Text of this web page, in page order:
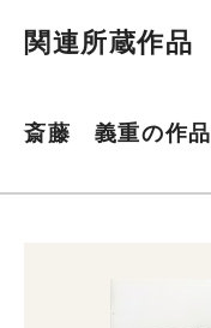
関連所蔵作品
斎藤 義重の作品